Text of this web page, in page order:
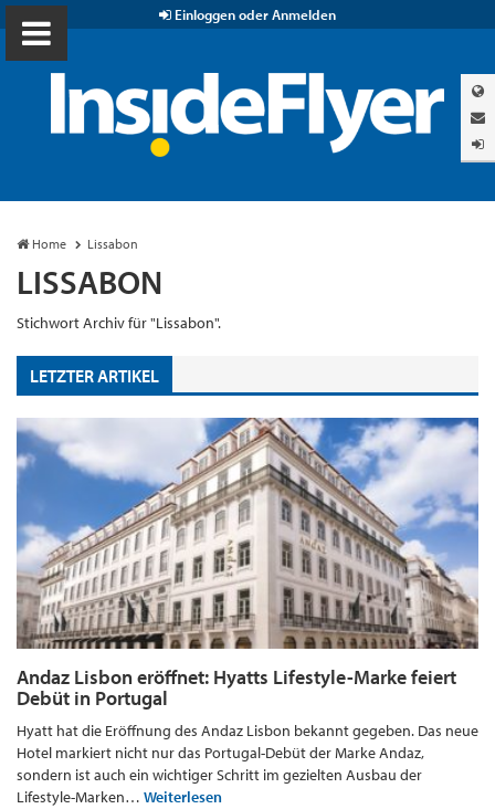
Einloggen oder Anmelden
Home Lissabon
LISSABON
Stichwort Archiv für "Lissabon".
LETZTER ARTIKEL
Andaz Lisbon eröffnet: Hyatts Lifestyle-Marke feiert
Debüt in Portugal
Hyatt hat die Eröffnung des Andaz Lisbon bekannt gegeben. Das neue
Hotel markiert nicht nur das Portugal-Debüt der Marke Andaz,
sondern ist auch ein wichtiger Schritt im gezielten Ausbau der
Lifestyle-Marken… Weiterlesen